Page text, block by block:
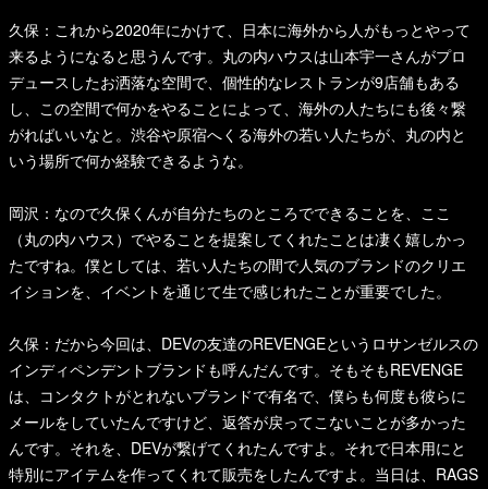
久保：これから2020年にかけて、日本に海外から人がもっとやって
来るようになると思うんです。丸の内ハウスは山本宇一さんがプロ
デュースしたお洒落な空間で、個性的なレストランが9店舗もある
し、この空間で何かをやることによって、海外の人たちにも後々繋
がればいいなと。渋谷や原宿へくる海外の若い人たちが、丸の内と
いう場所で何か経験できるような。
岡沢：なので久保くんが自分たちのところでできることを、ここ
（丸の内ハウス）でやることを提案してくれたことは凄く嬉しかっ
たですね。僕としては、若い人たちの間で人気のブランドのクリエ
イションを、イベントを通じて生で感じれたことが重要でした。
久保：だから今回は、DEVの友達のREVENGEというロサンゼルスの
インディペンデントブランドも呼んだんです。そもそもREVENGE
は、コンタクトがとれないブランドで有名で、僕らも何度も彼らに
メールをしていたんですけど、返答が戻ってこないことが多かった
んです。それを、DEVが繋げてくれたんですよ。それで日本用にと
特別にアイテムを作ってくれて販売をしたんですよ。当日は、RAGS